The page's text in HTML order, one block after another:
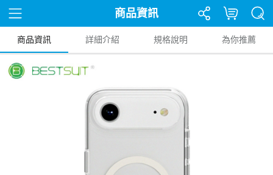
商品資訊
商品資訊 詳細介紹 規格說明 為你推薦